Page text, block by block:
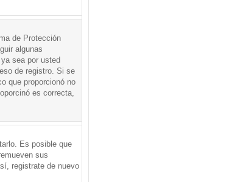
de Protección
algunas
sea por usted
de registro. Si se
que proporcionó no
es correcta,
Es posible que
sus
registrate de nuevo